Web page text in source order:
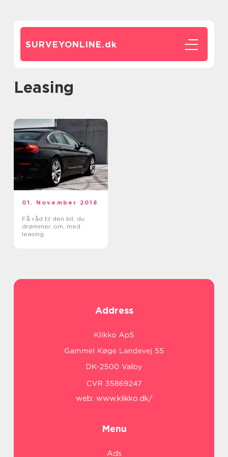
SURVEYONLINE.dk
leasing
01. November 2018
Få råd til den bil, du
drømmer om, med
leasing
Address
web: www.klikko.dk/
Menu
Ads